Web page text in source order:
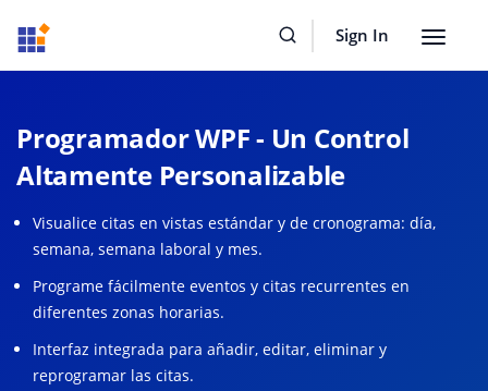
Sign In
Toggle
Programador WPF - Un Control
Altamente Personalizable
Visualice citas en vistas estándar y de cronograma: día,
semana, semana laboral y mes.
Programe fácilmente eventos y citas recurrentes en
diferentes zonas horarias.
Interfaz integrada para añadir, editar, eliminar y
reprogramar las citas.